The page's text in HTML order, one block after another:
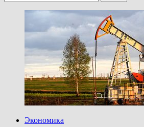
Экономика